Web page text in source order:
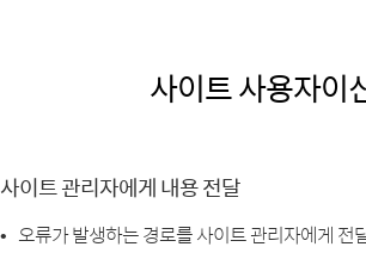
사이트 사용자이
사이트 관리자에게 내용 전달
오류가 발생하는 경로를 사이트 관리자에게 전